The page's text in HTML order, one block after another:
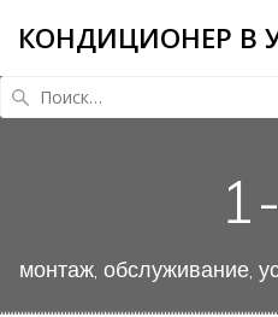
КОНДИЦИОНЕР В
монтаж, обслуживание,